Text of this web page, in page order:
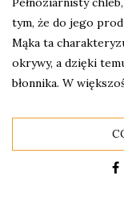
tym, że do jego
Mąka ta
okrywy, a dzięki
błonnika. W